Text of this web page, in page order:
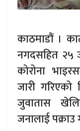
काठमाडौं ।
नगदसहित २५
कोरोना
जारी गरिएको
जुवातास
जनालाई पक्राउ